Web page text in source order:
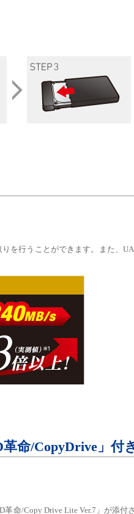
を行うことができます。また、
命/CopyDrive」付
命/Copy Drive Lite Ver.7」が添付